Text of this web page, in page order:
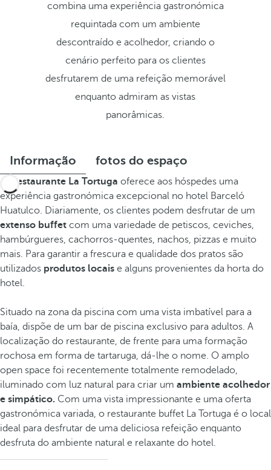
combina uma experiência gastronómica
requintada com um ambiente
descontraído e acolhedor, criando o
cenário perfeito para os clientes
desfrutarem de uma refeição memorável
enquanto admiram as vistas
panorâmicas.
Informação fotos do espaço
O Restaurante La Tortuga oferece aos hóspedes uma
experiência gastronómica excepcional no hotel Barceló
Huatulco. Diariamente, os clientes podem desfrutar de um
extenso buffet com uma variedade de petiscos, ceviches,
hambúrgueres, cachorros-quentes, nachos, pizzas e muito
mais. Para garantir a frescura e qualidade dos pratos são
utilizados produtos locais e alguns provenientes da horta do
hotel.
Situado na zona da piscina com uma vista imbatível para a
baía, dispõe de um bar de piscina exclusivo para adultos. A
localização do restaurante, de frente para uma formação
rochosa em forma de tartaruga, dá-lhe o nome. O amplo
open space foi recentemente totalmente remodelado,
iluminado com luz natural para criar um ambiente acolhedor
e simpático. Com uma vista impressionante e uma oferta
gastronómica variada, o restaurante buffet La Tortuga é o local
ideal para desfrutar de uma deliciosa refeição enquanto
desfruta do ambiente natural e relaxante do hotel.